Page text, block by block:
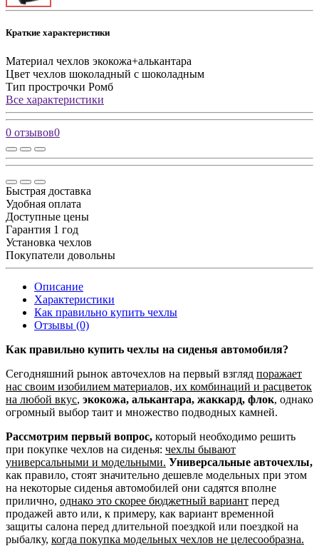
Краткие характеристики
Материал чехлов экокожа+алькантара
Цвет чехлов шоколадный с шоколадным
Тип прострочки Ромб
Все характеристики
0 отзывов0
Быстрая доставка
Удобная оплата
Доступные цены
Гарантия 1 год
Установка чехлов
Покупатели довольны
Описание
Характеристики
Как правильно купить чехлы
Отзывы (0)
Как правильно купить чехлы на сиденья автомобиля?
Сегодняшний рынок авточехлов на первый взгляд поражает
нас своим изобилием материалов, их комбинаций и расцветок
на любой вкус, экокожа, алькантара, жаккард, флок, однако
огромный выбор таит и множество подводных камней.
Рассмотрим первый вопрос, который необходимо решить
при покупке чехлов на сиденья: чехлы бывают
универсальными и модельными. Универсальные авточехлы,
как правило, стоят значительно дешевле модельных при этом
на некоторые сиденья автомобилей они садятся вполне
прилично, однако это скорее бюджетный вариант перед
продажей авто или, к примеру, как вариант временной
защиты салона перед длительной поездкой или поездкой на
рыбалку, когда покупка модельных чехлов не целесообразна.